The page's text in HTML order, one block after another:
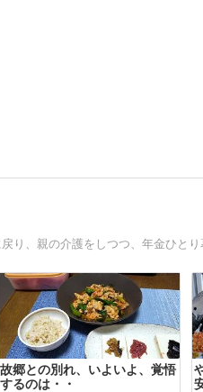
り、親の介護をしつつ、年金ひとり
故郷との別れ、いよいよ、覚悟
するのは・・